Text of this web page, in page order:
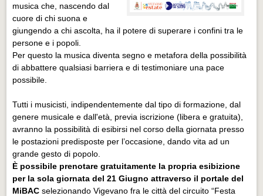
musica che, nascendo dal
cuore di chi suona e
giungendo a chi ascolta, ha il potere di superare i confini tra le
persone e i popoli.
Per questo la musica diventa segno e metafora della possibilità
di abbattere qualsiasi barriera e di testimoniare una pace
possibile.
Tutti i musicisti, indipendentemente dal tipo di formazione, dal
genere musicale e dall'età, previa iscrizione (libera e gratuita),
avranno la possibilità di esibirsi nel corso della giornata presso
le postazioni predisposte per l’occasione, dando vita ad un
grande gesto di popolo.
È possibile prenotare gratuitamente la propria esibizione
per la sola giornata del 21 Giugno attraverso il portale del
MiBAC selezionando Vigevano fra le città del circuito “Festa